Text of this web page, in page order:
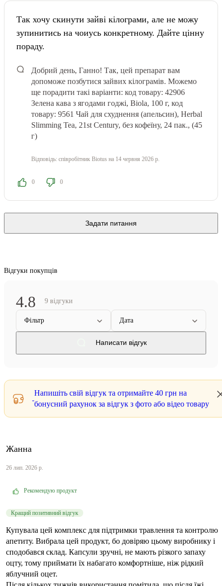
Так хочу скинути зайві кілограми, але не можу
зупинитись на чоиусь конкретному. Дайте цінну
пораду.
Добрий день, Ганно! Так, цей препарат вам
допоможе позбутися зайвих кілограмів. Можемо
ще порадити такі варіанти: код товару: 42906
Зелена кава з ягодами годжі, Biola, 100 г, код
товару: 9561 Чай для схуднення (апельсин), Herbal
Slimming Tea, 21st Century, без кофеїну, 24 пак., (45
г)
Відповідь: співробітник Biotus на 14 червня 2026 р.
0 0
Задати питання
Відгуки покупців
4.8 9 відгуки
Фільтр Дата
Написати відгук
Напишіть свій відгук та отримайте 40 грн на
бонусний рахунок за відгук з фото або відео товару
Жанна
26 лип. 2026 р.
Рекомендую продукт
Кращий позитивний відгук
Купувала цей комплекс для підтримки травлення та контролю
апетиту. Вибрала цей продукт, бо довіряю цьому виробнику і
сподобався склад. Капсули зручні, не мають різкого запаху
оцту, тому приймати їх набагато комфортніше, ніж рідкий
яблучний оцет.